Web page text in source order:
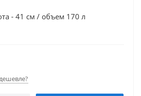
- 41 см / объем 170 л